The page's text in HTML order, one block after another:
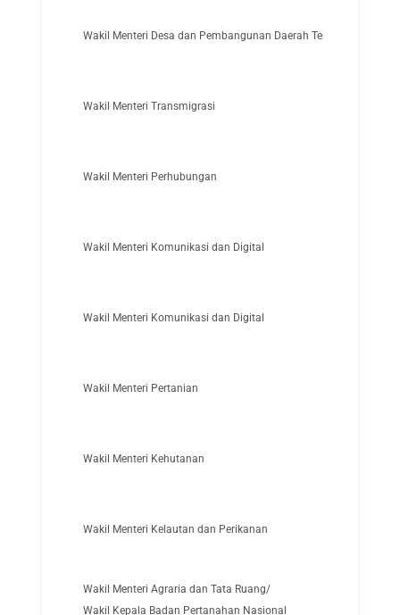
Wakil Menteri Desa dan Pembangunan Daerah Tertinggal
Wakil Menteri Transmigrasi
Wakil Menteri Perhubungan
Wakil Menteri Komunikasi dan Digital
Wakil Menteri Komunikasi dan Digital
Wakil Menteri Pertanian
Wakil Menteri Kehutanan
Wakil Menteri Kelautan dan Perikanan
Wakil Menteri Agraria dan Tata Ruang/
Wakil Kepala Badan Pertanahan Nasional